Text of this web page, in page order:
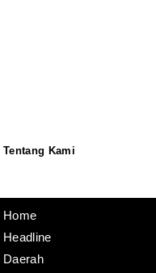
Tentang Kami
Home
Headline
Daerah